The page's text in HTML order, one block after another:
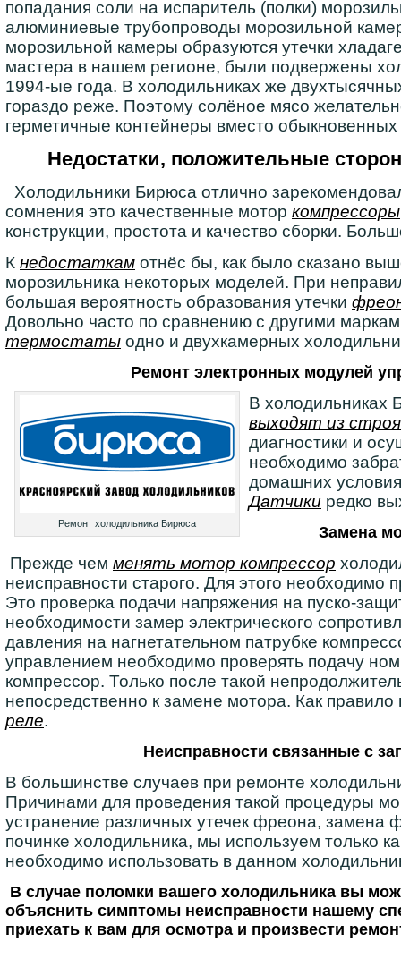
попадания соли на испаритель (полки)
алюминиевые трубопроводы морозильной
морозильной камеры образуются утечки
мастера в нашем регионе, были подвержены
1994-ые года. В холодильниках же
гораздо реже. Поэтому солёное мясо
герметичные контейнеры вместо обыкновенных
Недостатки, положительные
Холодильники Бирюса отлично
сомнения это качественные мотор компрессоры
конструкции, простота и качество сборки.
К недостаткам отнёс бы, как было сказано
морозильника некоторых моделей. При
большая вероятность образования утечки
Довольно часто по сравнению с другими
термостаты одно и двухкамерных
Ремонт электронных модулей
Ремонт холодильника Бирюса
В холодильниках
выходят из
диагностики и
необходимо
домашних
Датчики редко
Замена
Прежде чем менять мотор компрессор
неисправности старого. Для этого необходимо
Это проверка подачи напряжения на пуско-
необходимости замер электрического
давления на нагнетательном патрубке
управлением необходимо проверять подачу
компрессор. Только после такой
непосредственно к замене мотора. Как
реле.
Неисправности связанные с
В большинстве случаев при ремонте
Причинами для проведения такой процедуры
устранение различных утечек фреона, замена
починке холодильника, мы используем только
необходимо использовать в данном
В случае поломки вашего холодильника вы
объяснить симптомы неисправности нашему
приехать к вам для осмотра и произвести